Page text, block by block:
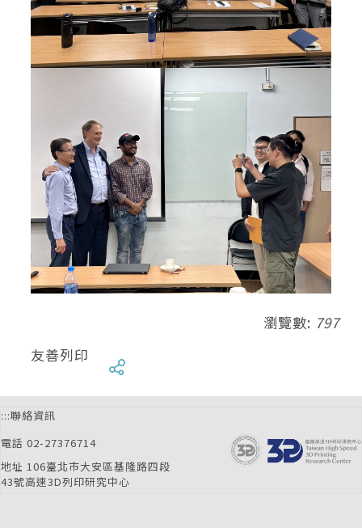
瀏覽數: 797
友善列印
:::聯絡資訊
電話 02-27376714
地址 106臺北市大安區基隆路四段
43號高速3D列印研究中心